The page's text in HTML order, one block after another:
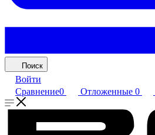
Поиск
Войти
Сравнение0 Отложенные 0